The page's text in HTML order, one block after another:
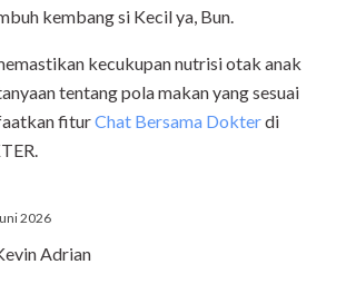
kembang si Kecil ya, Bun.
kecukupan nutrisi otak anak
tentang pola makan yang sesuai
fiturChat Bersama Dokterdi
2026